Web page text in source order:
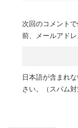
次回のコメント
前、メールアドレ
日本語が含まれ
さい。（スパム対